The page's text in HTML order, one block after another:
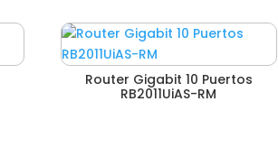
Router Gigabit 10 Puertos
RB2011UiAS-RM